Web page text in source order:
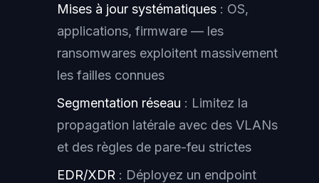
Mises à jour systématiques : OS,
applications, firmware — les
ransomwares exploitent massivement
les failles connues
Segmentation réseau : Limitez la
propagation latérale avec des VLANs
et des règles de pare-feu strictes
EDR/XDR : Déployez un endpoint